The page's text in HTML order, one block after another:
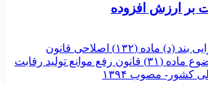
بر ارزش افزوده